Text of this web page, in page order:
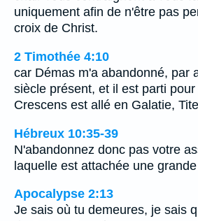
uniquement afin de n'être pas
croix de Christ.
2 Timothée 4:10
car Démas m'a abandonné, par
siècle présent, et il est parti
Crescens est allé en Galatie,
Hébreux 10:35-39
N'abandonnez donc pas votre
laquelle est attachée une
Apocalypse 2:13
Je sais où tu demeures, je sais